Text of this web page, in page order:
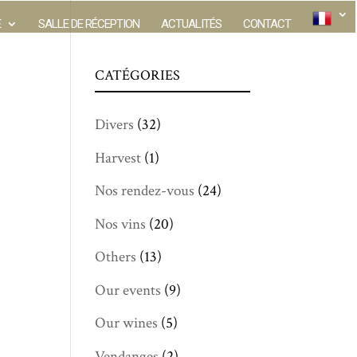
SALLE DE RÉCEPTION ACTUALITÉS CONTACT
CATÉGORIES
Divers (32)
Harvest (1)
Nos rendez-vous (24)
Nos vins (20)
Others (13)
Our events (9)
Our wines (5)